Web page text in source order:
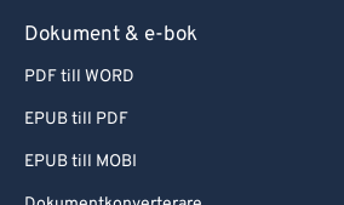
Dokument & e-bok
PDF till WORD
EPUB till PDF
EPUB till MOBI